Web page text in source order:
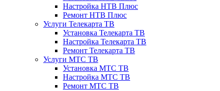
Настройка НТВ Плюс
Ремонт НТВ Плюс
Услуги Телекарта ТВ
Установка Телекарта ТВ
Настройка Телекарта ТВ
Ремонт Телекарта ТВ
Услуги МТС ТВ
Установка МТС ТВ
Настройка МТС ТВ
Ремонт МТС ТВ